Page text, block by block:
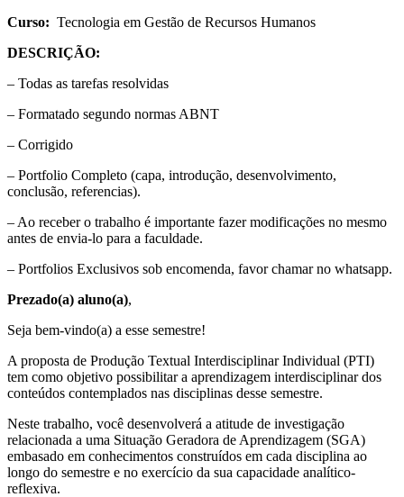
Curso: Tecnologia em Gestão de Recursos Humanos
DESCRIÇÃO:
– Todas as tarefas resolvidas
– Formatado segundo normas ABNT
– Corrigido
– Portfolio Completo (capa, introdução, desenvolvimento,
conclusão, referencias).
– Ao receber o trabalho é importante fazer modificações no mesmo
antes de envia-lo para a faculdade.
– Portfolios Exclusivos sob encomenda, favor chamar no whatsapp.
Prezado(a) aluno(a),
Seja bem-vindo(a) a esse semestre!
A proposta de Produção Textual Interdisciplinar Individual (PTI)
tem como objetivo possibilitar a aprendizagem interdisciplinar dos
conteúdos contemplados nas disciplinas desse semestre.
Neste trabalho, você desenvolverá a atitude de investigação
relacionada a uma Situação Geradora de Aprendizagem (SGA)
embasado em conhecimentos construídos em cada disciplina ao
longo do semestre e no exercício da sua capacidade analítico-
reflexiva.